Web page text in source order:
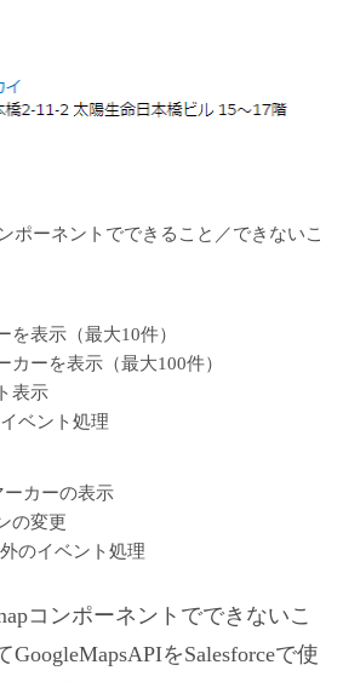
ポーネントでできること／できないこ
を表示（最大10件）
カーを表示（最大100件）
表示
ベント処理
ーカーの表示
の変更
のイベント処理
コンポーネントでできないこ
をSalesforceで使